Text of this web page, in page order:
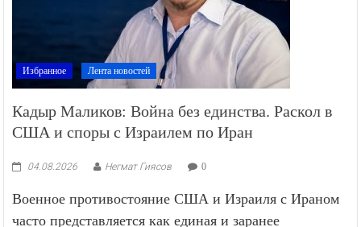
Избранное Лента новостей
Кадыр Маликов: Война без единства. Раскол в
США и споры с Израилем по Иран
04.08.2026 Негмат Гиясов 0
Военное противостояние США и Израиля с Ираном
часто представляется как единая и заранее